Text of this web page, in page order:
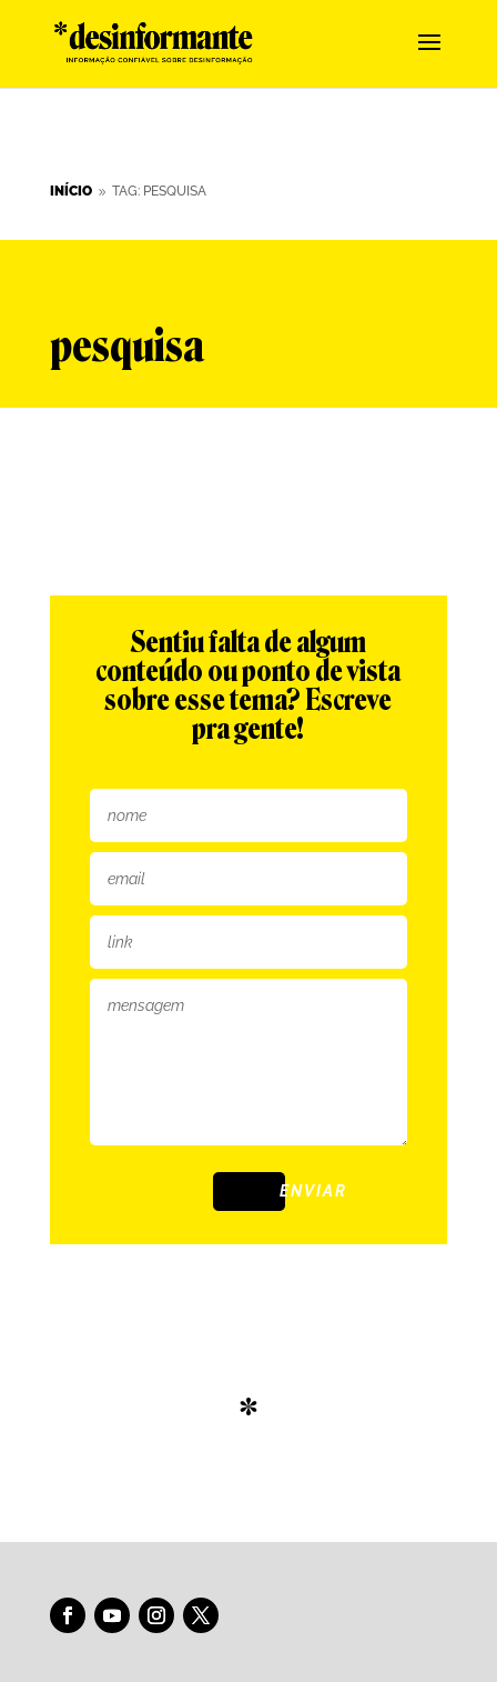
INÍCIO 9 TAG: PESQUISA
pesquisa
Sentiu falta de algum
conteúdo ou ponto de vista
sobre esse tema? Escreve
pra gente!
ENVIAR
*